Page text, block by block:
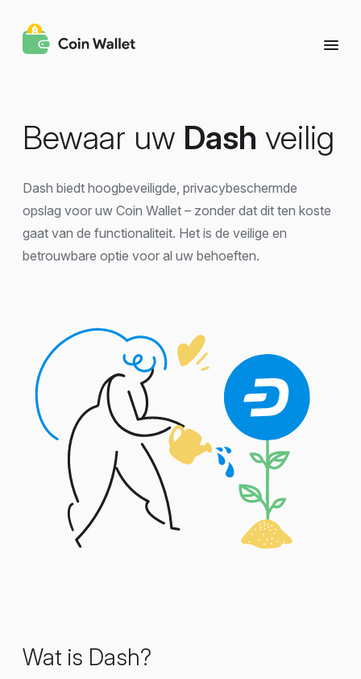
Bewaar uw Dash veilig
Dash biedt hoogbeveiligde, privacybeschermde
opslag voor uw Coin Wallet – zonder dat dit ten koste
gaat van de functionaliteit. Het is de veilige en
betrouwbare optie voor al uw behoeften.
Wat is Dash?